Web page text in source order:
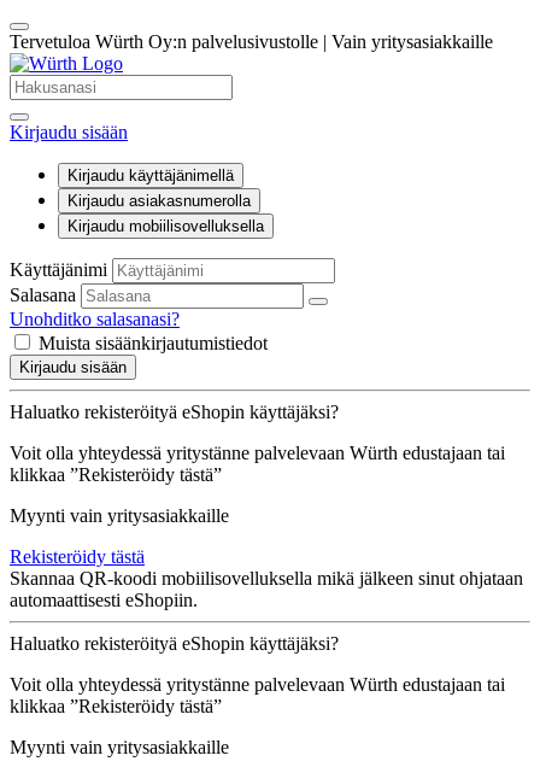
Tervetuloa Würth Oy:n palvelusivustolle | Vain yritysasiakkaille
Kirjaudu sisään
Kirjaudu käyttäjänimellä
Kirjaudu asiakasnumerolla
Kirjaudu mobiilisovelluksella
Käyttäjänimi
Salasana
Unohditko salasanasi?
Muista sisäänkirjautumistiedot
Kirjaudu sisään
Haluatko rekisteröityä eShopin käyttäjäksi?
Voit olla yhteydessä yritystänne palvelevaan Würth edustajaan tai
klikkaa ”Rekisteröidy tästä”
Myynti vain yritysasiakkaille
Rekisteröidy tästä
Skannaa QR-koodi mobiilisovelluksella mikä jälkeen sinut ohjataan
automaattisesti eShopiin.
Haluatko rekisteröityä eShopin käyttäjäksi?
Voit olla yhteydessä yritystänne palvelevaan Würth edustajaan tai
klikkaa ”Rekisteröidy tästä”
Myynti vain yritysasiakkaille